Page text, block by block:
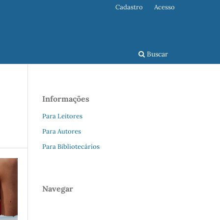
Buscar
Cadastro Acesso
Informações
Para Leitores
Para Autores
Para Bibliotecários
Navegar